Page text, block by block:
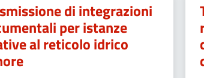
di integrazioni
per istanze
al reticolo idrico